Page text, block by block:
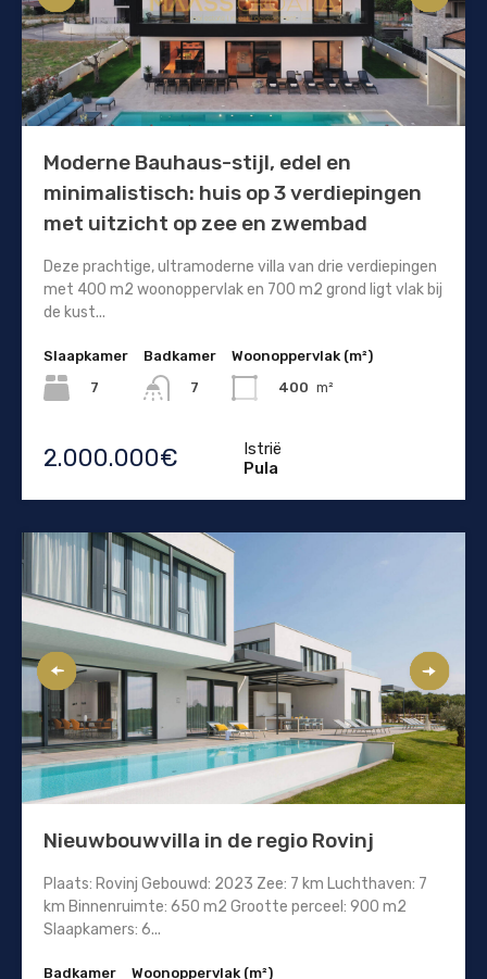
Moderne Bauhaus-stijl, edel en
minimalistisch: huis op 3 verdiepingen
met uitzicht op zee en zwembad
Deze prachtige, ultramoderne villa van drie verdiepingen
met 400 m2 woonoppervlak en 700 m2 grond ligt vlak bij
de kust...
Slaapkamer
7
Badkamer
7
Woonoppervlak (m²)
400 m²
2.000.000€
Istrië
Pula
Nieuwbouwvilla in de regio Rovinj
Plaats: Rovinj Gebouwd: 2023 Zee: 7 km Luchthaven: 7
km Binnenruimte: 650 m2 Grootte perceel: 900 m2
Slaapkamers: 6...
Badkamer Woonoppervlak (m²)